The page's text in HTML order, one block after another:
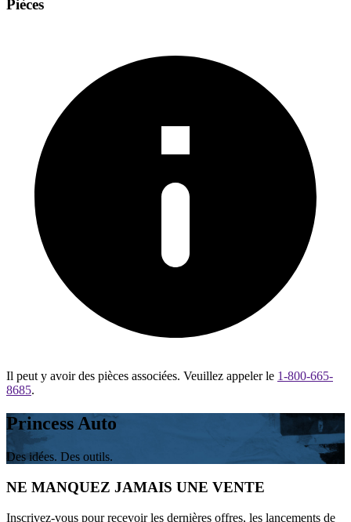
Pièces
Il peut y avoir des pièces associées. Veuillez appeler le 1-800-665-
8685.
Princess Auto
Des idées. Des outils.
NE MANQUEZ JAMAIS UNE VENTE
Inscrivez-vous pour recevoir les dernières offres, les lancements de